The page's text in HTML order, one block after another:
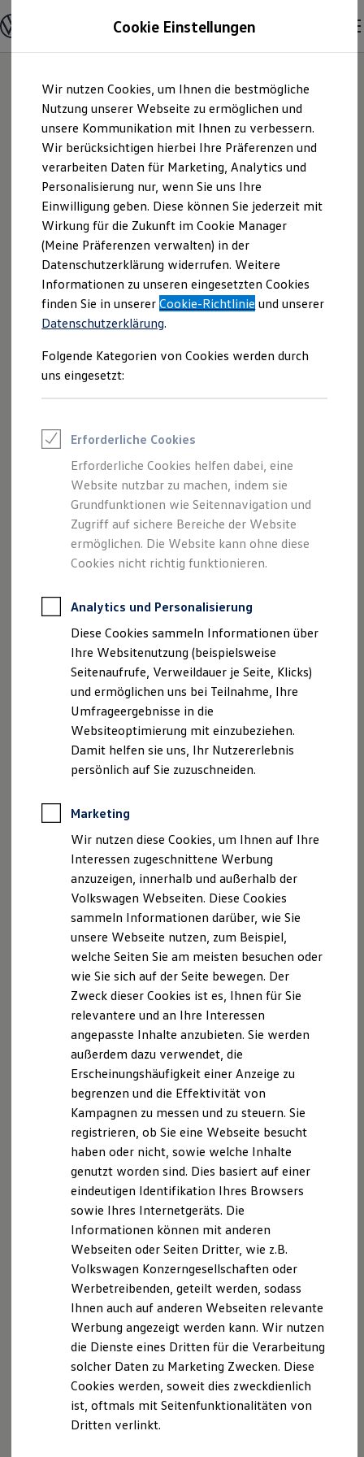
Hauptinhalt
springen
Footer
springen
Modelle und Konfigurator
Konfigurator
Modelle vergleichen
Elektroautos
ENERGY Sondermodelle
Nutzfahrzeuge
SUV und CUV
Familienautos
Kombis
Kompaktwagen
Sportwagen
Schnell verfügbare Fahrzeuge
Angebote und Produkte
Aktuelle Angebote
E-Auto-Förderung
Volkswagen Marktplatz
Die ENERGY Sondermodelle
Junge Gebrauchtwagen und Gebrauchtwagen
Volkswagen Zertifizierte Gebrauchtwagen
Elektromobilität bei Gebrauchtwagen
Saisonangebote
Reifenpakete
Leasing
Leasing-Angebote
Elektroauto Leasing
Kleinwagen-Leasing
Leasing ohne Anzahlung
Finanzierung
Autokredit mit Schlussrate
Versicherungen und Garantien
Kfz-Versicherung
Restschuldversicherungen
Garantien
Professional Class bei Volkswagen
Behörden
Direktkunden
Sonderfahrzeuge
Anpfiff zum Gewinn
Elektromobilität
Elektroautos
ID. Tutorials
Elektrofahrzeugkonzepte
ID. EVERY1
Reichweite
Rekuperation
Laden unterwegs
Laden Zuhause
Ladestationen finden
Ladezeitensimulator
Batterie
Sicherheit
Nachhaltigkeit
Technologie
Kosten und Kauf
Kaufoptionen
E-Auto-Förderung
Software und Konnektivität
Die ID. Software 6
ID. Software Versionen und Updates
Digitale Extras
Schnittstellen zu Ihrem ID.
Hybridautos
Marke und Erlebnis
Volkswagen R und R Experience
R-Modelle
R Experience
Driving Experience
Volkswagen entdecken
Werkbesichtigung
Lifestyle Shop
T-Roc Kollektion
Golf Kollektion
ID. Kollektion
Volkswagen Kollektion
R-Kollektion
GTI Kollektion
Fußball Drop
we drive football
#wedriveproud
Besitzer und Service
Software Updates
Service und Ersatzteile
Autohaus Wachtel
Inhaber Carmen
Körner | Impressum
& Rechtliches
Hier finden Sie Informationen über uns
(Autohaus Wachtel Inhaber Carmen
Körner) als verantwortlichen Anbieter
von Inhalten und Angeboten, die auf
Impressum
Datenschutzerklärung
Impressum
Autohaus Wachtel Inhaber Carmen Körner-Rußig
Großenhainer Straße 37a
01561 Kalkreuth
Telefon: 03522 51 55-0
Fax: 03522 51 55-50
E-Mail:info@autohaus-wachtel.de
Geschäftsführer: Inhaberin: Carmen Körner-Rußig
Handelsregister: Dresden HRA-Nr. 280
Versicherungsvermittlerregister: D-9A8L-7JXA4-78
Hinweis gemäß § 36
Verbraucherstreitbeilegungsgesetz (VSBG)
Wir sind zur Teilnahme an einem
Streitbeilegungsverfahren bei folgender
Verbraucherschlichtungsstelle bereit:
Allgemeine VerbraucherschlichtungsstelleDEs
Zentrums für Schlichtung e.V.
Straßburger Straße 8
77694 Kehl am Rhein
Datenschutzerklärung
A. Verantwortlicher
Wir freuen uns, dass Sie unsere Webseite der
Autohaus Wachtel, Großenhainer Str. 37a, 01561
Kalkreuth,carmen.koerner@autohaus-wachtel.de
besuchen. Im Folgenden informieren wir Sie über die
Verarbeitung Ihrer personenbezogenen Daten durch
uns im Zusammenhang mit Ihrem Besuch unserer
Webseite.
B. Verarbeitung Ihrer personenbezogenen Daten
Unsere Webseite bietet Ihnen verschiedene
Angebote, die wir Ihnen in Bezug auf dabei durch uns
verarbeitete personenbezogene Daten im Folgenden
näher erläutern möchten. Bei der Datenverarbeitung
Cookie Einstellungen
Wir nutzen Cookies, um Ihnen die bestmögliche
Nutzung unserer Webseite zu ermöglichen und
unsere Kommunikation mit Ihnen zu verbessern.
Wir berücksichtigen hierbei Ihre Präferenzen und
verarbeiten Daten für Marketing, Analytics und
Personalisierung nur, wenn Sie uns Ihre
Einwilligung geben. Diese können Sie jederzeit mit
Wirkung für die Zukunft im Cookie Manager
(Meine Präferenzen verwalten) in der
Datenschutzerklärung widerrufen. Weitere
Informationen zu unseren eingesetzten Cookies
finden Sie in unsererCookie-Richtlinie und unserer
Datenschutzerklärung.
Folgende Kategorien von Cookies werden durch
uns eingesetzt:
Erforderliche Cookies
Erforderliche Cookies helfen dabei, eine
Website nutzbar zu machen, indem sie
Grundfunktionen wie Seitennavigation und
Zugriff auf sichere Bereiche der Website
ermöglichen. Die Website kann ohne diese
Cookies nicht richtig funktionieren.
Analytics und Personalisierung
Diese Cookies sammeln Informationen über
Ihre Websitenutzung (beispielsweise
Seitenaufrufe, Verweildauer je Seite, Klicks)
und ermöglichen uns bei Teilnahme, Ihre
Umfrageergebnisse in die
Websiteoptimierung mit einzubeziehen.
Damit helfen sie uns, Ihr Nutzererlebnis
persönlich auf Sie zuzuschneiden.
Marketing
Wir nutzen diese Cookies, um Ihnen auf Ihre
Interessen zugeschnittene Werbung
anzuzeigen, innerhalb und außerhalb der
Volkswagen Webseiten. Diese Cookies
sammeln Informationen darüber, wie Sie
unsere Webseite nutzen, zum Beispiel,
welche Seiten Sie am meisten besuchen oder
wie Sie sich auf der Seite bewegen. Der
Zweck dieser Cookies ist es, Ihnen für Sie
relevantere und an Ihre Interessen
angepasste Inhalte anzubieten. Sie werden
außerdem dazu verwendet, die
Erscheinungshäufigkeit einer Anzeige zu
begrenzen und die Effektivität von
Kampagnen zu messen und zu steuern. Sie
registrieren, ob Sie eine Webseite besucht
haben oder nicht, sowie welche Inhalte
genutzt worden sind. Dies basiert auf einer
eindeutigen Identifikation Ihres Browsers
sowie Ihres Internetgeräts. Die
Informationen können mit anderen
Webseiten oder Seiten Dritter, wie z.B.
Volkswagen Konzerngesellschaften oder
Werbetreibenden, geteilt werden, sodass
Ihnen auch auf anderen Webseiten relevante
Werbung angezeigt werden kann. Wir nutzen
die Dienste eines Dritten für die Verarbeitung
solcher Daten zu Marketing Zwecken. Diese
Cookies werden, soweit dies zweckdienlich
ist, oftmals mit Seitenfunktionalitäten von
Dritten verlinkt.